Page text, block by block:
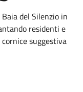
del Silenzio in
residenti e
suggestiva